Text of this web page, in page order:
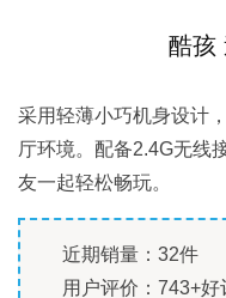
酷孩
采用轻薄小巧机身设计
厅环境。配备2.4G无线
友一起轻松畅玩。
近期销量：32件
用户评价：743+好